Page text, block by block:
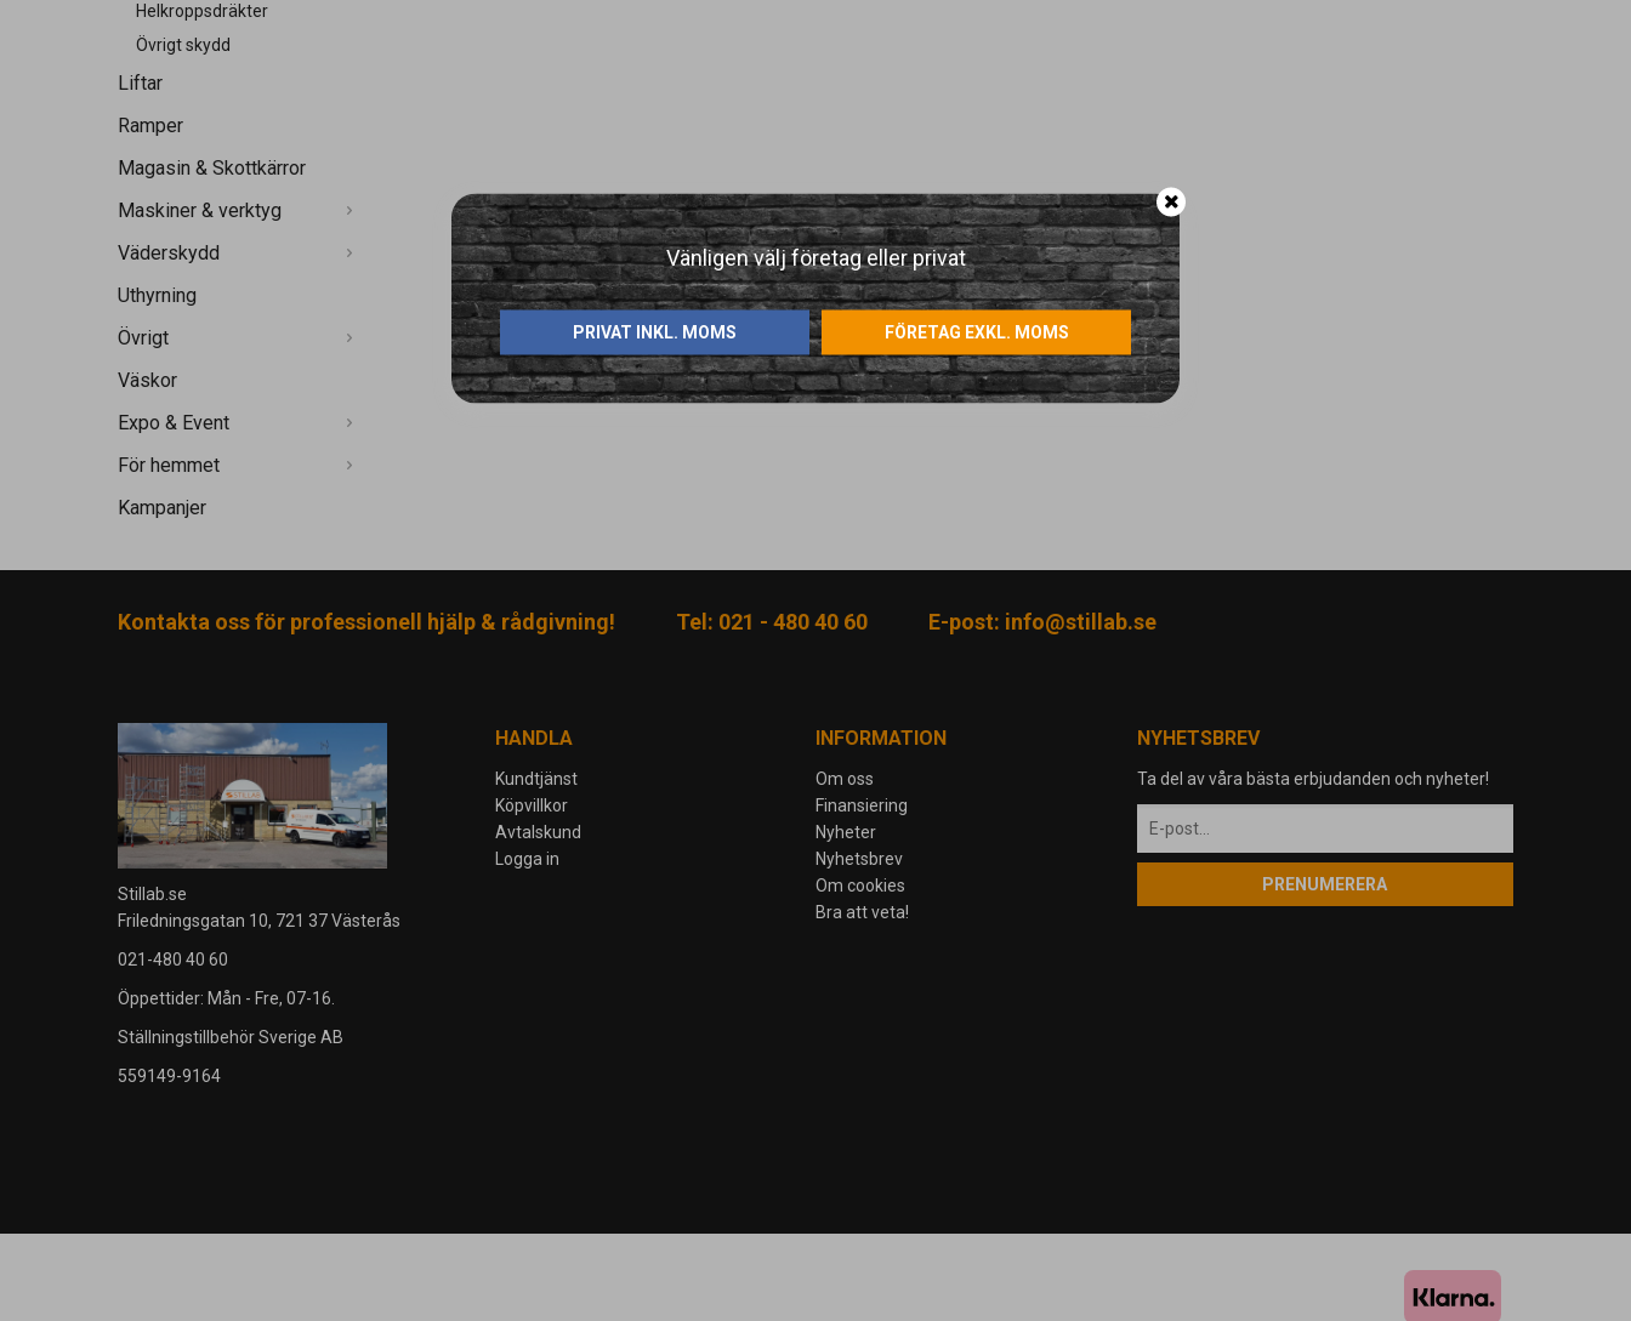
Helkroppsdräkter
Övrigt skydd
Liftar
Ramper
Magasin & Skottkärror
Maskiner & verktyg
Väderskydd
Uthyrning
Övrigt
Väskor
Expo & Event
För hemmet
Kampanjer
Vänligen välj företag eller privat
PRIVAT INKL. MOMS FÖRETAG EXKL. MOMS
Kontakta oss för professionell hjälp & rådgivning! Tel: 021 - 480 40 60 E-post: info@stillab.se
Stillab.se
Friledningsgatan 10, 721 37 Västerås
021-480 40 60
Öppettider: Mån - Fre, 07-16.
Ställningstillbehör Sverige AB
559149-9164
HANDLA
Kundtjänst
Köpvillkor
Avtalskund
Logga in
INFORMATION
Om oss
Finansiering
Nyheter
Nyhetsbrev
Om cookies
Bra att veta!
NYHETSBREV
Ta del av våra bästa erbjudanden och nyheter!
PRENUMERERA